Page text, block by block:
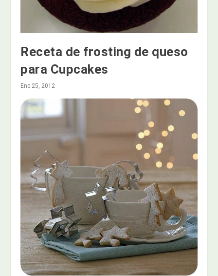
Receta de frosting de queso
para Cupcakes
Ene 25, 2012